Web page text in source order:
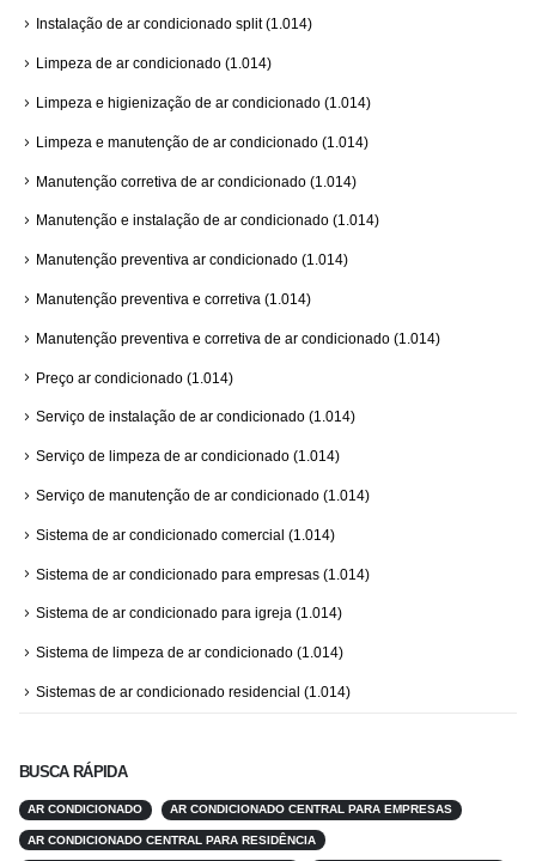
Instalação de ar condicionado split(1.014)
Limpeza de ar condicionado (1.014)
Limpeza e higienização de ar condicionado (1.014)
Limpeza e manutenção de ar condicionado (1.014)
Manutenção corretiva de ar condicionado (1.014)
Manutenção e instalação de ar condicionado (1.014)
Manutenção preventiva ar condicionado (1.014)
Manutenção preventiva e corretiva (1.014)
Manutenção preventiva e corretiva de ar condicionado (1.014)
Preço ar condicionado (1.014)
Serviço de instalação de ar condicionado (1.014)
Serviço de limpeza de ar condicionado (1.014)
Serviço de manutenção de ar condicionado (1.014)
Sistema de ar condicionado comercial (1.014)
Sistema de ar condicionado para empresas (1.014)
Sistema de ar condicionado para igreja (1.014)
Sistema de limpeza de ar condicionado (1.014)
Sistemas de ar condicionado residencial (1.014)
BUSCA RÁPIDA
AR CONDICIONADO AR CONDICIONADO CENTRAL PARA EMPRESAS
AR CONDICIONADO CENTRAL PARA RESIDÊNCIA